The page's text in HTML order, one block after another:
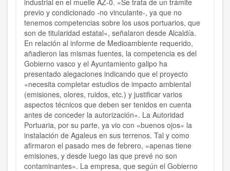
industrial en el muelle AZ-0. «Se trata de un trámite
previo y condicionado -no vinculante-, ya que no
tenemos competencias sobre los usos portuarios, que
son de titularidad estatal», señalaron desde Alcaldía.
En relación al informe de Medioambiente requerido,
añadieron las mismas fuentes, la competencia es del
Gobierno vasco y el Ayuntamiento galipo ha
presentado alegaciones indicando que el proyecto
«necesita completar estudios de impacto ambiental
(emisiones, olores, ruidos, etc.) y justificar varios
aspectos técnicos que deben ser tenidos en cuenta
antes de conceder la autorización». La Autoridad
Portuaria, por su parte, ya vio con «buenos ojos» la
instalación de Agaleus en sus terrenos. Tal y como
afirmaron el pasado mes de febrero, «apenas tiene
emisiones, y desde luego las que prevé no son
contaminantes». La empresa, que según el Gobierno